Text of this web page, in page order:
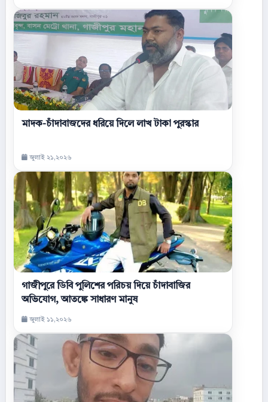
মাদক-চাঁদাবাজদের ধরিয়ে দিলে লাখ টাকা পুরস্কার
জুলাই ২১,২০২৬
গাজীপুরে ডিবি পুলিশের পরিচয় দিয়ে চাঁদাবাজির
অভিযোগ, আতঙ্কে সাধারণ মানুষ
জুলাই ১১,২০২৬